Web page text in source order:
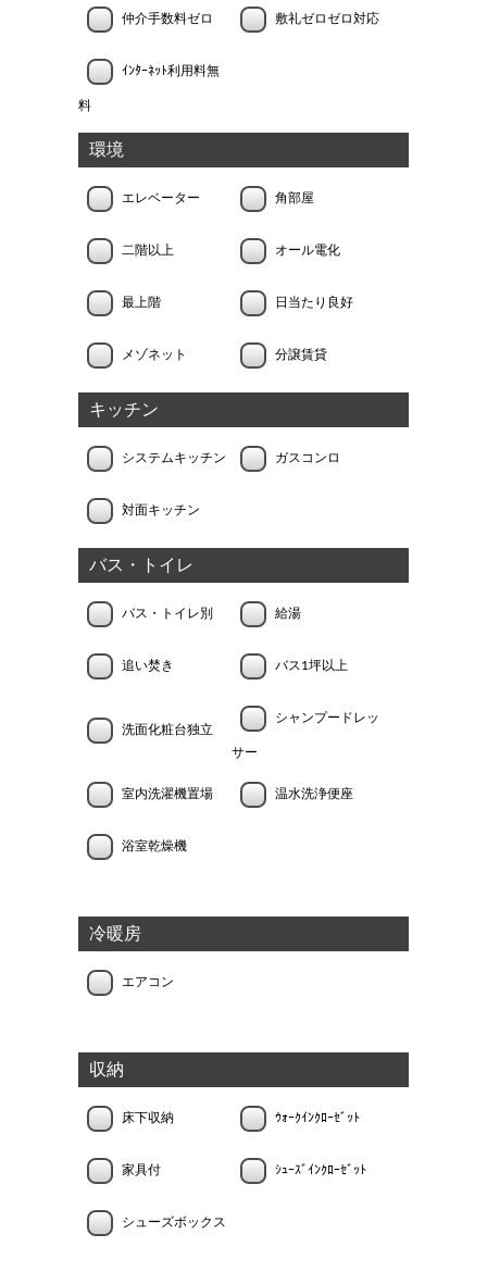
仲介手数料ゼロ 敷礼ゼロゼロ対応
ｲﾝﾀｰﾈｯﾄ利用料無
料
環境
エレベーター 角部屋
二階以上 オール電化
最上階 日当たり良好
メゾネット 分譲賃貸
キッチン
システムキッチン ガスコンロ
対面キッチン
バス・トイレ
バス・トイレ別 給湯
追い焚き バス1坪以上
洗面化粧台独立
シャンプードレッ
サー
室内洗濯機置場 温水洗浄便座
浴室乾燥機
冷暖房
エアコン
収納
床下収納 ｳｫｰｸｲﾝｸﾛｰｾﾞｯﾄ
家具付 ｼｭｰｽﾞｲﾝｸﾛｰｾﾞｯﾄ
シューズボックス